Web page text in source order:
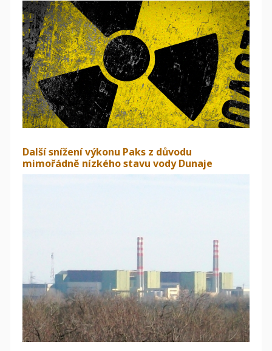
Další snížení výkonu Paks z důvodu
mimořádně nízkého stavu vody Dunaje